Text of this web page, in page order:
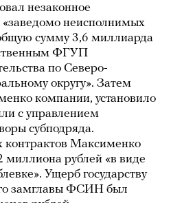
незаконное
неисполнимых
сумму 3,6 миллиарда
ФГУП
по Северо-
округу». Затем
компании, установило
с управлением
субподряда.
контрактов Максименко
миллиона рублей «в виде
Ущерб государству
замглавы ФСИН был